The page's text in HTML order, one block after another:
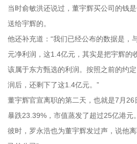
当时俞敏洪还说过，董宇辉买公司的钱
送给宇辉的。
他还补充道：“我们已经公布的数据是，
元净利润，这1.4亿元，其实是把宇辉的
该属于东方甄选的利润。按照之前的约
润后，还剩下了这1.4亿元。”
董宇辉官宣离职的第二天，也就是7月
暴跌23.39%，市值蒸发了超过25亿港元。
彼时，罗永浩也为董宇辉发过声，说他